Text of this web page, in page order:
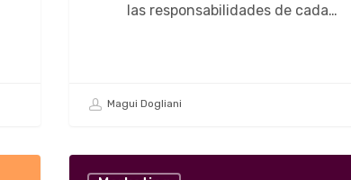
las responsabilidades de cada…
Magui Dogliani